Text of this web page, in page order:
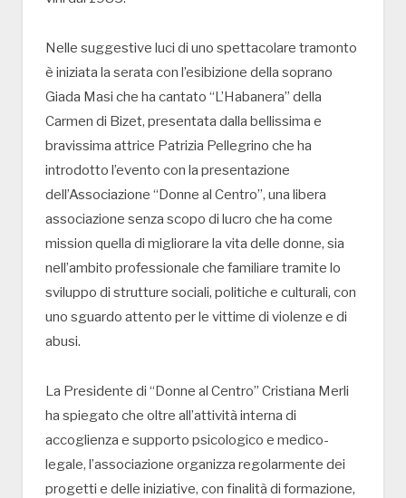
Nelle suggestive luci di uno spettacolare tramonto
è iniziata la serata con l’esibizione della soprano
Giada Masi che ha cantato “L’Habanera” della
Carmen di Bizet, presentata dalla bellissima e
bravissima attrice Patrizia Pellegrino che ha
introdotto l’evento con la presentazione
dell’Associazione “Donne al Centro”, una libera
associazione senza scopo di lucro che ha come
mission quella di migliorare la vita delle donne, sia
nell’ambito professionale che familiare tramite lo
sviluppo di strutture sociali, politiche e culturali, con
uno sguardo attento per le vittime di violenze e di
abusi.
La Presidente di “Donne al Centro” Cristiana Merli
ha spiegato che oltre all’attività interna di
accoglienza e supporto psicologico e medico-
legale, l’associazione organizza regolarmente dei
progetti e delle iniziative, con finalità di formazione,